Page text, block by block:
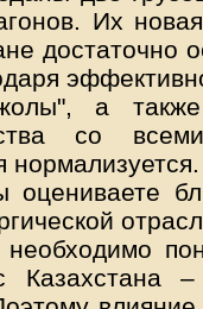
Их
достаточно
а также
со
нормализуется.
оцениваете
Казахстана